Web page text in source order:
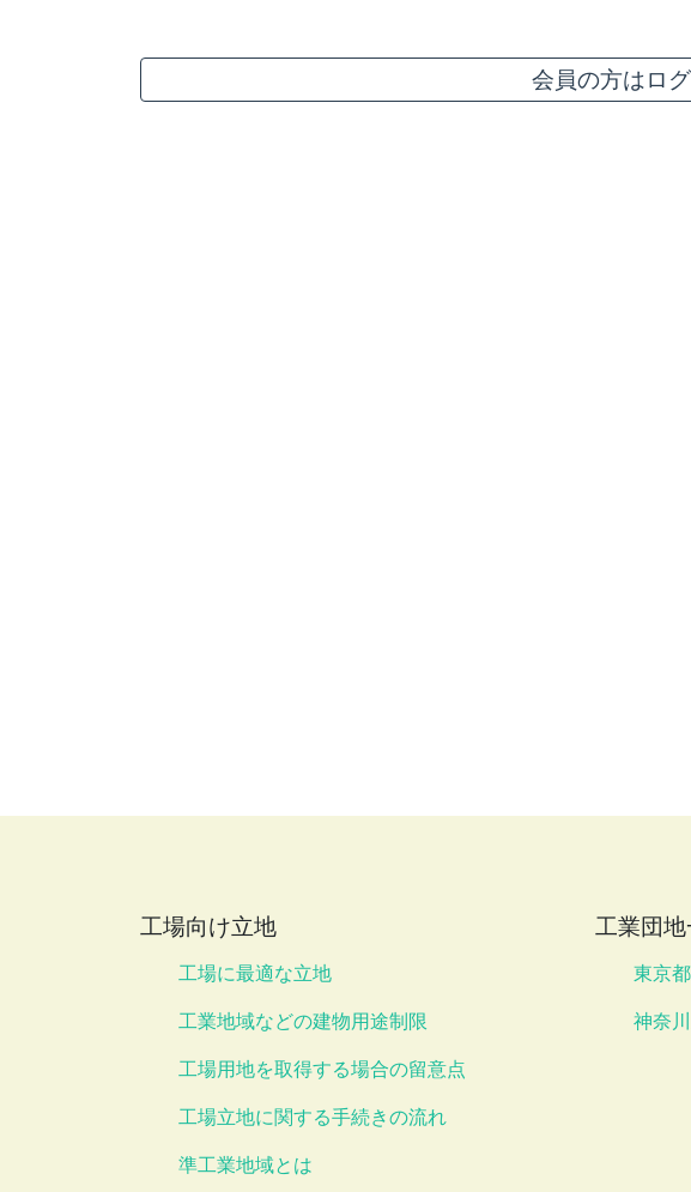
会員の方はロ
工場向け立地
工場に最適な立地
工業地域などの建物用途制限
工場用地を取得する場合の留意点
工場立地に関する手続きの流れ
準工業地域とは
工業団
東京
神奈